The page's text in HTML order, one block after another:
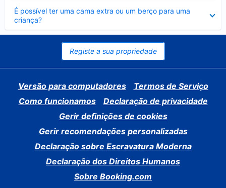
É possível ter uma cama extra ou um berço para uma
criança?
Elemento
fechado
Registe a sua propriedade
Versão para computadores
Termos de Serviço
Como funcionamos
Declaração de privacidade
Gerir definições de cookies
Gerir recomendações personalizadas
Declaração sobre Escravatura Moderna
Declaração dos Direitos Humanos
Sobre Booking.com